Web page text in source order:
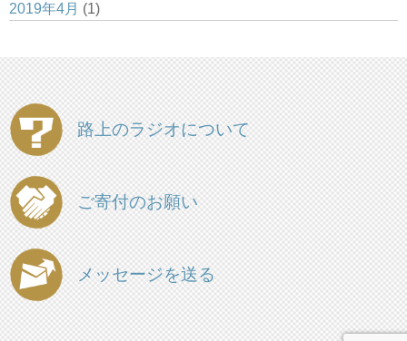
2019年4月 (1)
路上のラジオについて
ご寄付のお願い
メッセージを送る